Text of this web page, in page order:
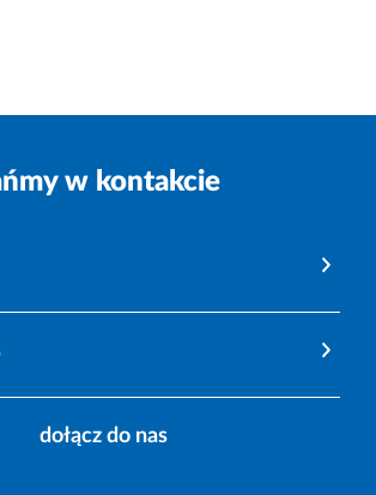
w kontakcie
dołącz do nas